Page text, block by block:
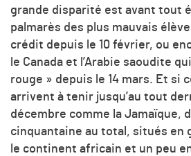
grande disparité est avant tout
palmarès des plus mauvais
crédit depuis le 10 février, ou
le Canada et l’Arabie saoudite
rouge » depuis le 14 mars. Et si
arrivent à tenir jusqu’au tout
décembre comme la Jamaïque,
cinquantaine au total, situés en
le continent africain et un peu